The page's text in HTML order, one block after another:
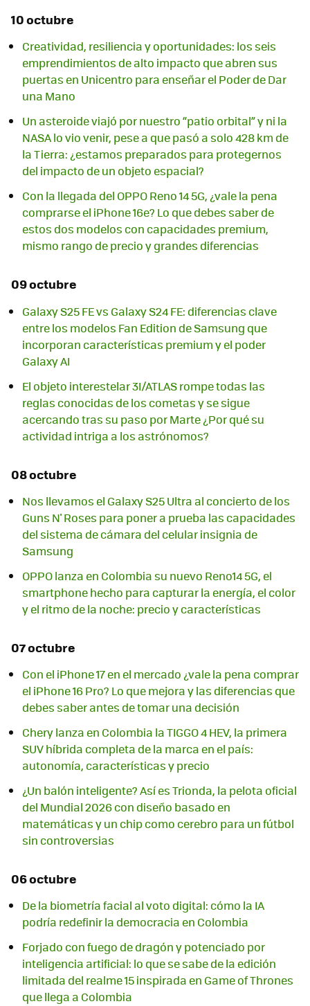
10 octubre
Creatividad, resiliencia y oportunidades: los seis
emprendimientos de alto impacto que abren sus
puertas en Unicentro para enseñar el Poder de Dar
una Mano
Un asteroide viajó por nuestro “patio orbital” y ni la
NASA lo vio venir, pese a que pasó a solo 428 km de
la Tierra: ¿estamos preparados para protegernos
del impacto de un objeto espacial?
Con la llegada del OPPO Reno 14 5G, ¿vale la pena
comprarse el iPhone 16e? Lo que debes saber de
estos dos modelos con capacidades premium,
mismo rango de precio y grandes diferencias
09 octubre
Galaxy S25 FE vs Galaxy S24 FE: diferencias clave
entre los modelos Fan Edition de Samsung que
incorporan características premium y el poder
Galaxy AI
El objeto interestelar 3I/ATLAS rompe todas las
reglas conocidas de los cometas y se sigue
acercando tras su paso por Marte ¿Por qué su
actividad intriga a los astrónomos?
08 octubre
Nos llevamos el Galaxy S25 Ultra al concierto de los
Guns N' Roses para poner a prueba las capacidades
del sistema de cámara del celular insignia de
Samsung
OPPO lanza en Colombia su nuevo Reno14 5G, el
smartphone hecho para capturar la energía, el color
y el ritmo de la noche: precio y características
07 octubre
Con el iPhone 17 en el mercado ¿vale la pena comprar
el iPhone 16 Pro? Lo que mejora y las diferencias que
debes saber antes de tomar una decisión
Chery lanza en Colombia la TIGGO 4 HEV, la primera
SUV híbrida completa de la marca en el país:
autonomía, características y precio
¿Un balón inteligente? Así es Trionda, la pelota oficial
del Mundial 2026 con diseño basado en
matemáticas y un chip como cerebro para un fútbol
sin controversias
06 octubre
De la biometría facial al voto digital: cómo la IA
podría redefinir la democracia en Colombia
Forjado con fuego de dragón y potenciado por
inteligencia artificial: lo que se sabe de la edición
limitada del realme 15 inspirada en Game of Thrones
que llega a Colombia